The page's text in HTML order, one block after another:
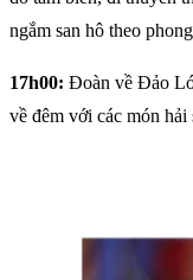
ngắm san hô theo
17h00: Đoàn về Đảo
về đêm với các món hải